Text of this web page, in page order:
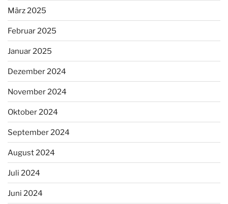
März 2025
Februar 2025
Januar 2025
Dezember 2024
November 2024
Oktober 2024
September 2024
August 2024
Juli 2024
Juni 2024